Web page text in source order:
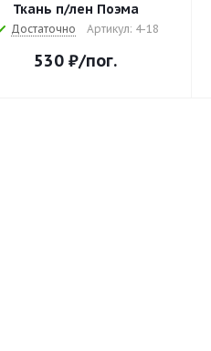
Ткань п/лен Поэма
Достаточно Артикул: 4-18
530 ₽/пог.